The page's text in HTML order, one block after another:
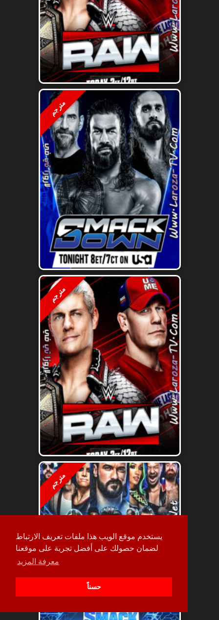
يستخدم موقع الويب هذا ملفات تعريف الارتباط
لضمان حصولك على أفضل تجربة على موقعنا
معرفة المزيد
حسناً
مترجم
مترجم
مترجم